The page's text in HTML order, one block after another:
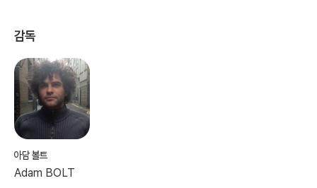
감독
아담 볼트
Adam BOLT